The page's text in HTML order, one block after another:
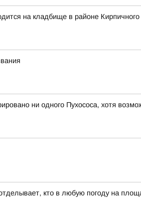
на кладбище в районе
ни одного Пухососа, хотя
кто в любую погоду на